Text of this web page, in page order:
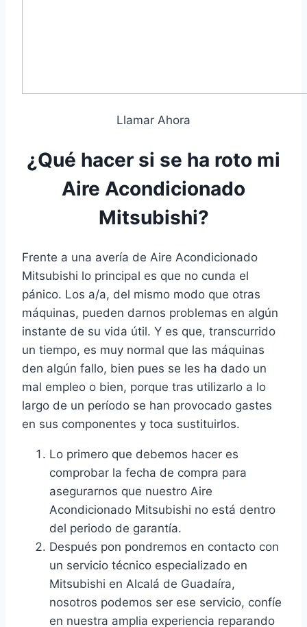
Llamar Ahora
¿Qué hacer si se ha roto mi
Aire Acondicionado
Mitsubishi?
Frente a una avería de Aire Acondicionado
Mitsubishi lo principal es que no cunda el
pánico. Los a/a, del mismo modo que otras
máquinas, pueden darnos problemas en algún
instante de su vida útil. Y es que, transcurrido
un tiempo, es muy normal que las máquinas
den algún fallo, bien pues se les ha dado un
mal empleo o bien, porque tras utilizarlo a lo
largo de un período se han provocado gastes
en sus componentes y toca sustituirlos.
Lo primero que debemos hacer es
comprobar la fecha de compra para
asegurarnos que nuestro Aire
Acondicionado Mitsubishi no está dentro
del periodo de garantía.
Después pon pondremos en contacto con
un servicio técnico especializado en
Mitsubishi en Alcalá de Guadaíra,
nosotros podemos ser ese servicio, confíe
en nuestra amplia experiencia reparando